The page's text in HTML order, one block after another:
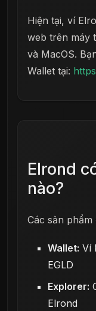
Hiện tại, ví
web trên máy
và MacOS.
Wallet tại:
Elrond
nào?
Các sản
Wallet: Ví
EGLD
Explorer:
Elrond